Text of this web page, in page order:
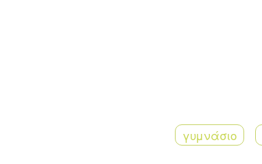
γυμνάσιο